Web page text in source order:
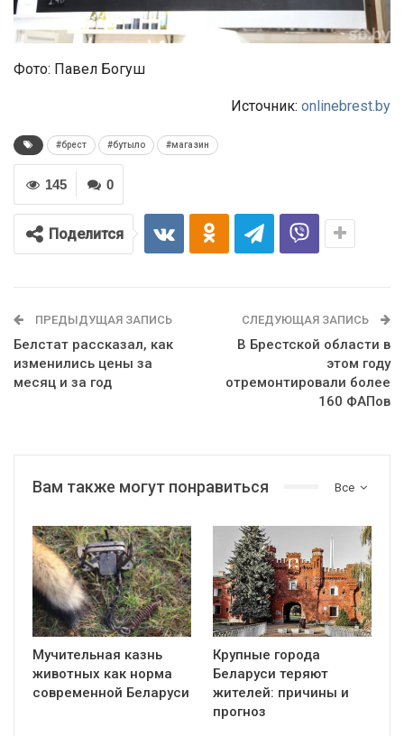
Фото: Павел Богуш
Источник: onlinebrest.by
#брест #бутыло #магазин
0
145
Поделится
ПРЕДЫДУЩАЯ ЗАПИСЬ
Белстат рассказал, как
изменились цены за
месяц и за год
СЛЕДУЮЩАЯ ЗАПИСЬ
В Брестской области в
этом году
отремонтировали более
160 ФАПов
Все
Вам также могут понравиться
Мучительная казнь
животных как норма
современной Беларуси
Крупные города
Беларуси теряют
жителей: причины и
прогноз